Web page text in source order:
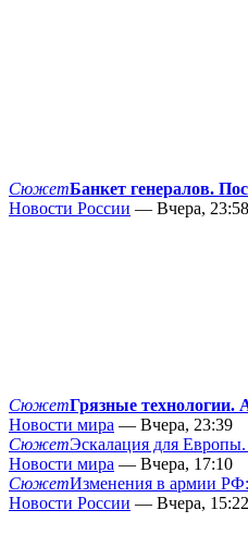
СюжетБанкет генералов.
Новости России — Вчера, 23:58
СюжетГрязные
Новости мира — Вчера, 23:39
СюжетЭскалация для
Новости мира — Вчера, 17:10
СюжетИзменения в армии
Новости России — Вчера, 15:22